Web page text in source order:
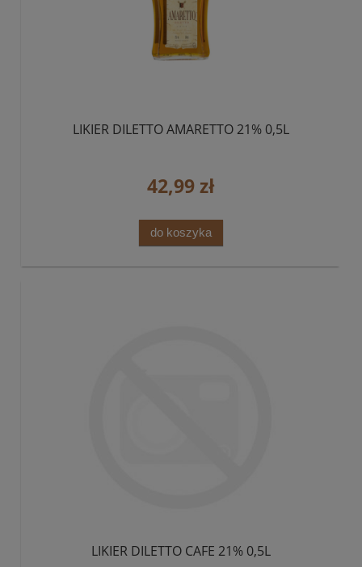
LIKIER DILETTO AMARETTO 21% 0,5L
42,99 zł
do koszyka
LIKIER DILETTO CAFE 21% 0,5L